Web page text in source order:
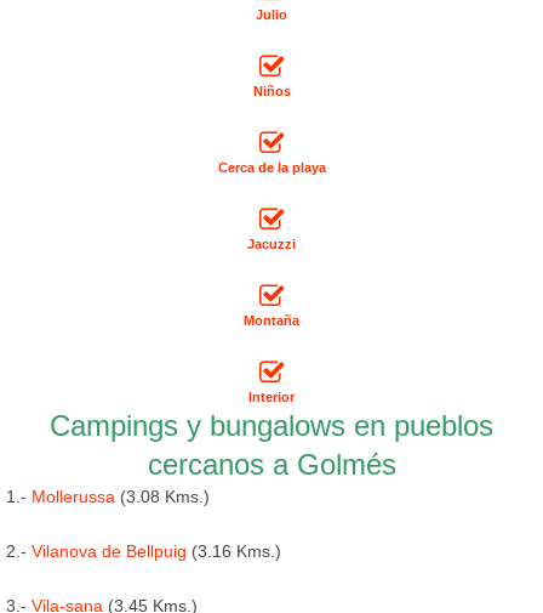
Julio
Niños
Cerca de la playa
Jacuzzi
Montaña
Interior
Campings y bungalows en pueblos
cercanos a Golmés
1.- Mollerussa (3.08 Kms.)
2.- Vilanova de Bellpuig (3.16 Kms.)
3.- Vila-sana (3.45 Kms.)